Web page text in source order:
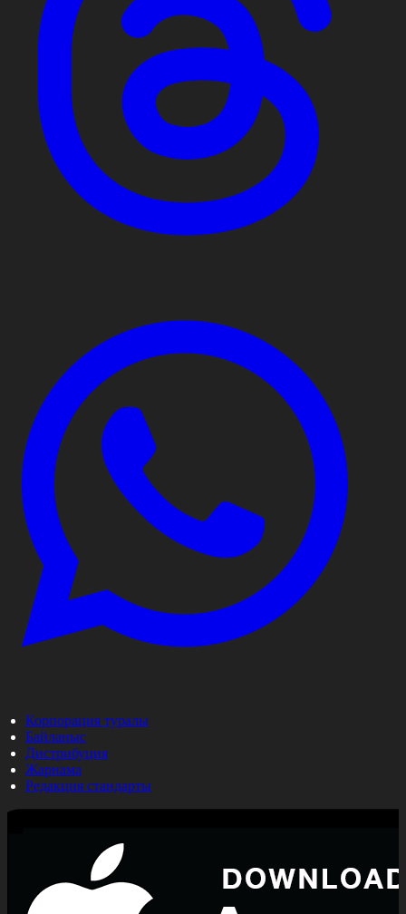
Корпорация туралы
Байланыс
Дистрибуция
Жарнама
Редакция стандарты